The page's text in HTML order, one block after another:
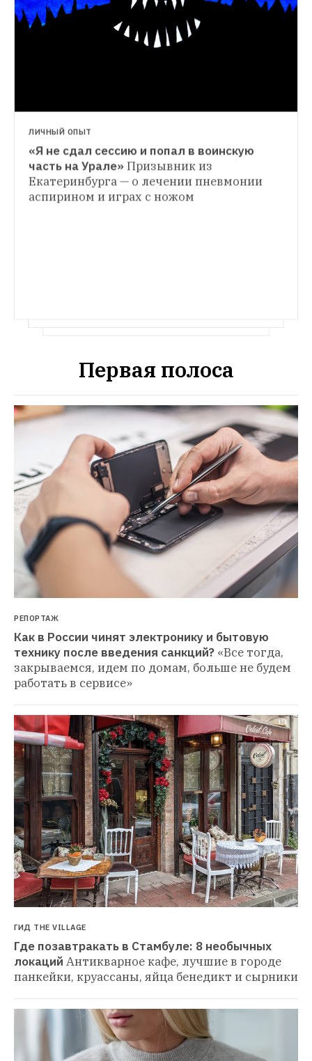
МЕСТО
Винный бар «Био-Шмио» с каллиграфией
ИСТОРИИ
«Мы жили в вагончике на автостоянке»:
Зачем Екатеринбургу группа дневного
пребывания детей The Village
ЛИЧНЫЙ ОПЫТ
«Я не сдал сессию и попал в воинскую
часть на Урале» Призывник из
Екатеринбурга — о лечении пневмонии
аспирином и играх с ножом
Первая полоса
РЕПОРТАЖ
Как в России чинят электронику и бытовую
технику после введения санкций? «Все тогда,
закрываемся, идем по домам, больше не будем
работать в сервисе»
ГИД THE VILLAGE
Где позавтракать в Стамбуле: 8 необычных
локаций Антикварное кафе, лучшие в городе
панкейки, круассаны, яйца бенедикт и сырники